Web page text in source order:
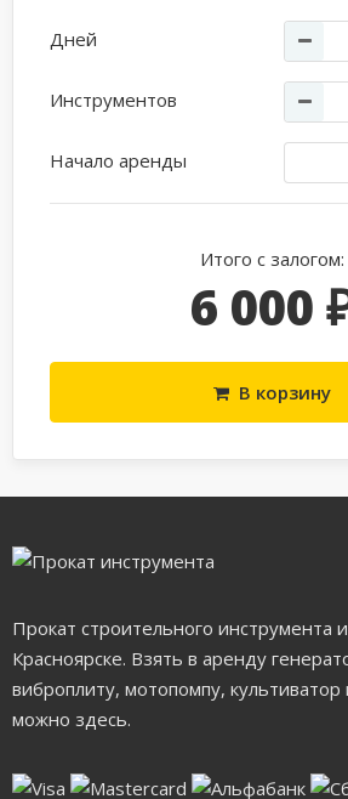
Дней
Инструментов
Начало аренды
Итого с залогом:
6 000
В корзину
Прокат строительного инструмента
Красноярске. Взять в аренду
виброплиту, мотопомпу,
можно здесь.